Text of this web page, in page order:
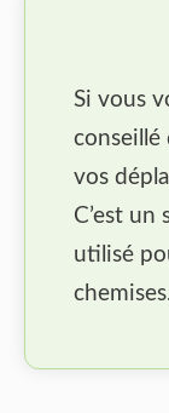
Si vous
conseillé
vos
C’est un
utilisé